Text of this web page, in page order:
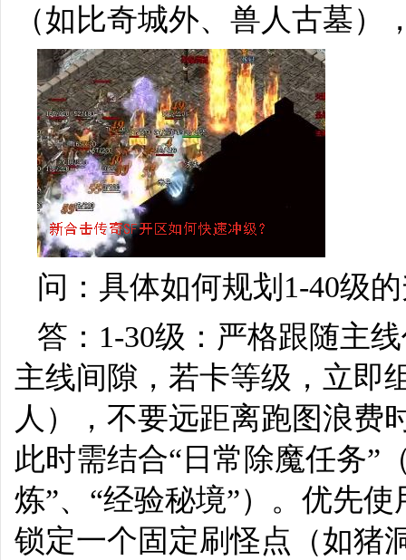
（如比奇城外、兽人古墓）
问：具体如何规划1-40级
答：1-30级：严格跟随主
主线间隙，若卡等级，立即
人），不要远距离跑图浪费
此时需结合“日常除魔任务”
炼”、“经验秘境”）。优先
锁定一个固定刷怪点（如猪